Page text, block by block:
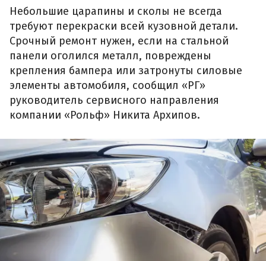
Небольшие царапины и сколы не всегда
требуют перекраски всей кузовной детали.
Срочный ремонт нужен, если на стальной
панели оголился металл, повреждены
крепления бампера или затронуты силовые
элементы автомобиля, сообщил «РГ»
руководитель сервисного направления
компании «Рольф» Никита Архипов.